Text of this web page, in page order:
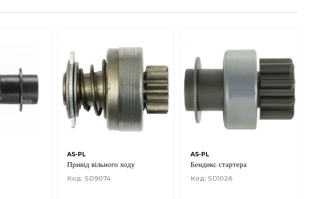
PEUGEOT PORSCHE
SKODA SMART SSANGYONG
VOLVO VW
AS-PL
Привід вільного ходу
Код: SD9074
AS-PL
Бендикс стартера
Код: SD1026